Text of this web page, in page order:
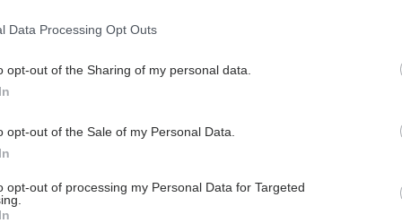
Data Processing Opt Outs
opt-out of the Sharing of my personal data.
opt-out of the Sale of my Personal Data.
opt-out of processing my Personal Data for Targeted
και επιβραδύνοντας την εξέλιξη της νόσου
τα πιο εκτεταμένα ερευνητικά προγράμματα στον
ανεπάρκειας και
ανεπάρκειας, η Bayer επενδύει στρατηγικά στην
λύσεων, που καλύπτουν ευρύ φάσμα
η εταιρεία ερευνά μία νέα γονιδιακή
την αντιμετώπιση της συμφορητικής καρδιακής